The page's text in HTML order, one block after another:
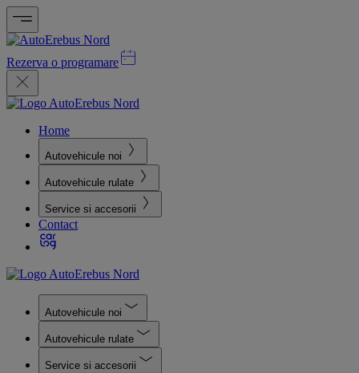
Rezerva o programare
Home
Autovehicule noi
Autovehicule rulate
Service si accesorii
Contact
Autovehicule noi
Autovehicule rulate
Service si accesorii